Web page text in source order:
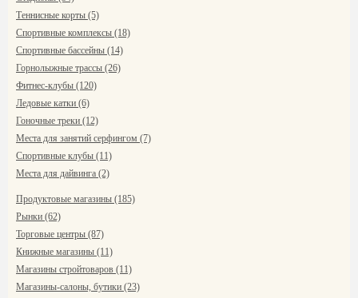
Теннисные корты (5)
Спортивные комплексы (18)
Спортивные бассейны (14)
Горнолыжные трассы (26)
Фитнес-клубы (120)
Ледовые катки (6)
Гоночные треки (12)
Места для занятий серфингом (7)
Спортивные клубы (11)
Места для дайвинга (2)
Продуктовые магазины (185)
Рынки (62)
Торговые центры (87)
Книжные магазины (11)
Магазины стройтоваров (11)
Магазины-салоны, бутики (23)